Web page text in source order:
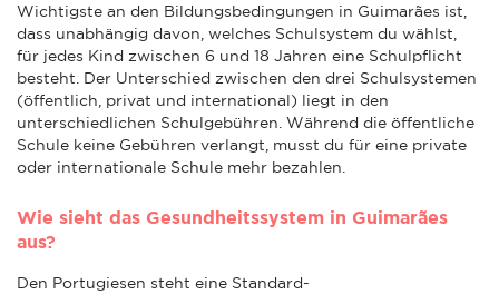
Wichtigste an den Bildungsbedingungen in Guimarães ist,
dass unabhängig davon, welches Schulsystem du wählst,
für jedes Kind zwischen 6 und 18 Jahren eine Schulpflicht
besteht. Der Unterschied zwischen den drei Schulsystemen
(öffentlich, privat und international) liegt in den
unterschiedlichen Schulgebühren. Während die öffentliche
Schule keine Gebühren verlangt, musst du für eine private
oder internationale Schule mehr bezahlen.
Wie sieht das Gesundheitssystem in Guimarães
aus?
Den Portugiesen steht eine Standard-